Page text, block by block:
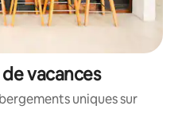
vacances
uniques sur